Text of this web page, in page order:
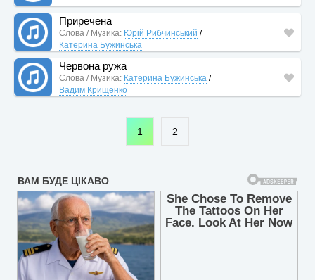
Приречена
Слова / Музика: Юрій Рибчинський /
Катерина Бужинська
Червона ружа
Слова / Музика: Катерина Бужинська /
Вадим Крищенко
1 2